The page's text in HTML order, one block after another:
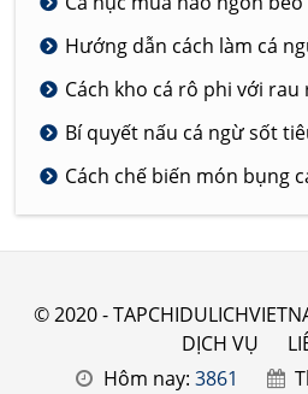
Hướng dẫn cách làm cá
Cách kho cá rô phi với rau
Bí quyết nấu cá ngừ sốt
Cách chế biến món bụng
© 2020 -
DỊCH VỤ
Hôm nay: 3861